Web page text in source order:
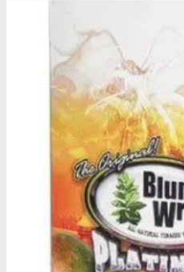
Gå til brands
Narkotests
Narkotests
Kokain Tests
Kokain renhedhedstest
Crack renhedhedstest
Kokain blandingsmiddel test